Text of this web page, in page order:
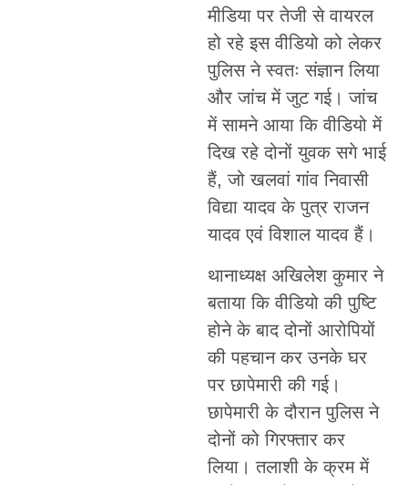
मीडिया पर तेजी से वायरल
हो रहे इस वीडियो को लेकर
पुलिस ने स्वतः संज्ञान लिया
और जांच में जुट गई। जांच
में सामने आया कि वीडियो में
दिख रहे दोनों युवक सगे भाई
हैं, जो खलवां गांव निवासी
विद्या यादव के पुत्र राजन
यादव एवं विशाल यादव हैं।
थानाध्यक्ष अखिलेश कुमार ने
बताया कि वीडियो की पुष्टि
होने के बाद दोनों आरोपियों
की पहचान कर उनके घर
पर छापेमारी की गई।
छापेमारी के दौरान पुलिस ने
दोनों को गिरफ्तार कर
लिया। तलाशी के क्रम में